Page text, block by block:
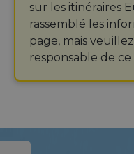
sur les itinéraires
rassemblé les
page, mais
responsable de